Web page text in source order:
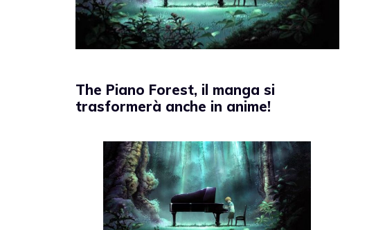
The Piano Forest, il manga si
trasformerà anche in anime!